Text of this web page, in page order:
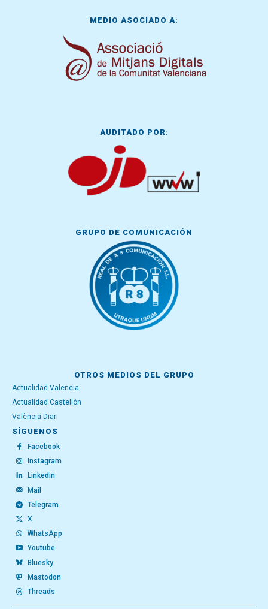
MEDIO ASOCIADO A:
AUDITADO POR:
GRUPO DE COMUNICACIÓN
OTROS MEDIOS DEL GRUPO
Actualidad Valencia
Actualidad Castellón
València Diari
SÍGUENOS
Facebook
Instagram
Linkedin
Mail
Telegram
X
WhatsApp
Youtube
Bluesky
Mastodon
Threads